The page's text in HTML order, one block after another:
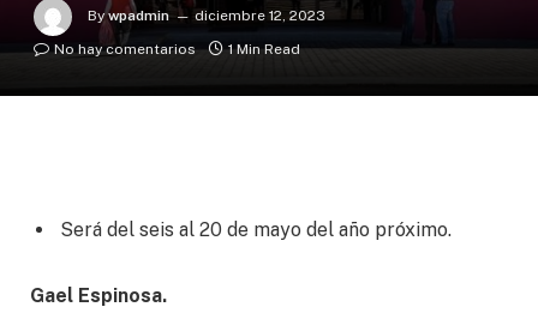
By wpadmin
diciembre 12, 2023
No hay comentarios
1 Min Read
Será del seis al 20 de mayo del año próximo.
Gael Espinosa.